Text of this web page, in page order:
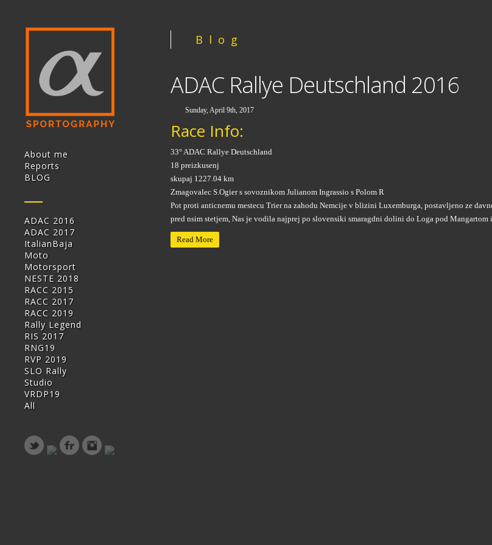
About me
Reports
BLOG
ADAC 2016
ADAC 2017
ItalianBaja
Moto
Motorsport
NESTE 2018
RACC 2015
RACC 2017
RACC 2019
Rally Legend
RIS 2017
RNG19
RVP 2019
SLO Rally
Studio
VRDP19
All
Blog
ADAC Rallye Deutschland 2016
Sunday, April 9th, 2017
Race Info:
33° ADAC Rallye Deutschland
18 preizkusenj
skupaj 1227.04 km
Zmagovalec S.Ogier s sovoznikom Julianom Ingrassio s Polom R
Pot proti anticnemu mestecu Trier na zahodu Nemcije v blizini Luxemburga, postavljeno ze
pred nsim stetjem, Nas je vodila najprej po slovensiki smaragdni dolini do Loga pod
Read More